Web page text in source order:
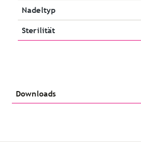
Nadeltyp
Sterilität
Downloads